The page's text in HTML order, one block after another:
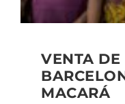
VENTA DE
MACARÁ